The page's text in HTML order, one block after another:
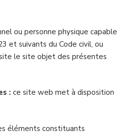
ou personne physique capable
et suivants du Code civil, ou
le site objet des présentes
: ce site web met à disposition
éléments constituants